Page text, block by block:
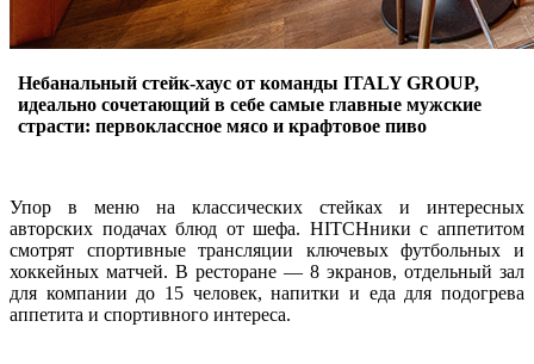
Небанальный стейк-хаус от команды ITALY GROUP,
идеально сочетающий в себе самые главные мужские
страсти: первоклассное мясо и крафтовое пиво
Упор в меню на классических стейках и интересных
авторских подачах блюд от шефа. HITCHники с аппетитом
смотрят спортивные трансляции ключевых футбольных и
хоккейных матчей. В ресторане — 8 экранов, отдельный зал
для компании до 15 человек, напитки и еда для подогрева
аппетита и спортивного интереса.